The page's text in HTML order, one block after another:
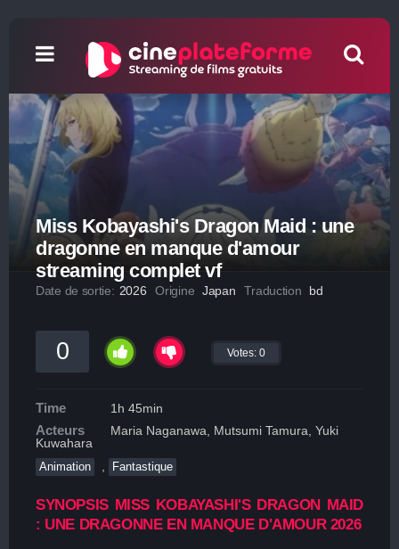
Miss Kobayashi's Dragon Maid : une
dragonne en manque d'amour
streaming complet vf
Date de sortie: 2026 Origine Japan Traduction bd
0 Votes: 0
Time 1h 45min
Acteurs
Maria Naganawa, Mutsumi Tamura, Yuki
Kuwahara
Animation Fantastique
SYNOPSIS MISS KOBAYASHI'S DRAGON MAID
: UNE DRAGONNE EN MANQUE D'AMOUR 2026